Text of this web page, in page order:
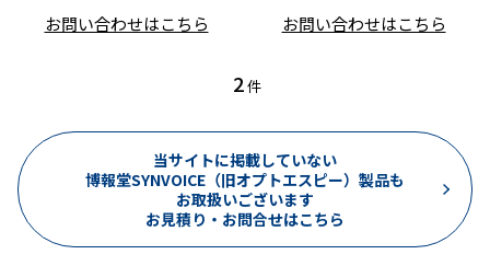
お問い合わせはこちら お問い合わせはこちら
2件
当サイトに掲載していない
博報堂SYNVOICE（旧オプトエスピー）製品も
お取扱いございます
お見積り・お問合せはこちら